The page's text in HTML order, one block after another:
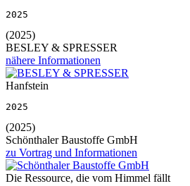
2025
(2025)
BESLEY & SPRESSER
nähere Informationen
Hanfstein
2025
(2025)
Schönthaler Baustoffe GmbH
zu Vortrag und Informationen
Die Ressource, die vom Himmel fällt